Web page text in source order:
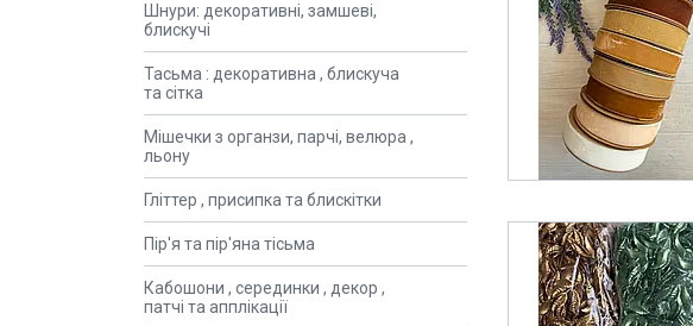
Шнури: декоративні, замшеві,
блискучі
Тасьма : декоративна , блискуча
та сітка
Мішечки з органзи, парчі, велюра ,
льону
Гліттер , присипка та блискітки
Пір'я та пір'яна тісьма
Кабошони , серединки , декор ,
патчі та апплікації